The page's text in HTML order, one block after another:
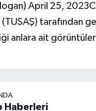
April 25,
(TUSAŞ) tarafından
anlara ait
Haberleri